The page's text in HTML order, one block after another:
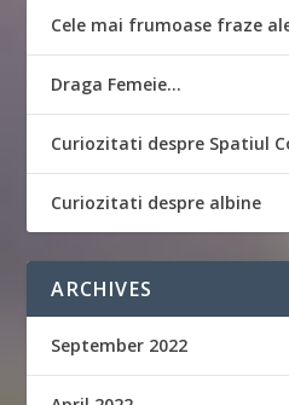
Cele mai frumoase fraze
Draga Femeie…
Curiozitati despre Spatiul
Curiozitati despre albine
ARCHIVES
September 2022